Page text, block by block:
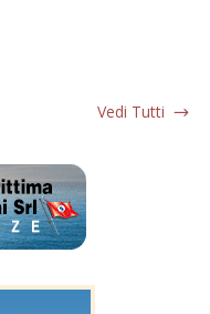
Vedi Tutti